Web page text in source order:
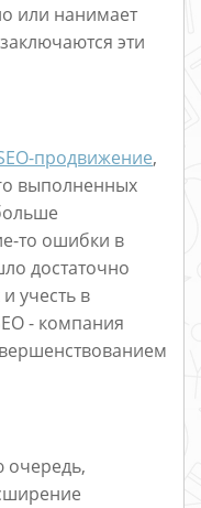
или нанимает
эти
продвижение,
выполненных
то ошибки в
достаточно
учесть в
- компания
очередь,